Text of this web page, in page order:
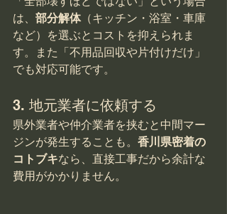
は、 部分解体（キッチン・浴室・車庫
など）を選ぶとコストを抑えられま
す。また「不用品回収や片付けだけ」
でも対応可能です。
3. 地元業者に依頼する
県外業者や仲介業者を挟むと中間マー
ジンが発生することも。 香川県密着の
コトブキなら、直接工事だから余計な
費用がかかりません。